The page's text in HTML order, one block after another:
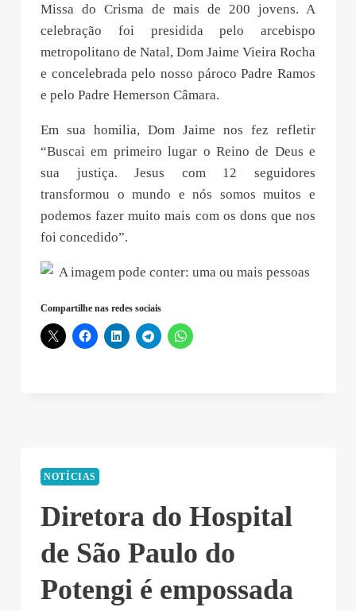
Missa do Crisma de mais de 200 jovens. A
celebração foi presidida pelo arcebispo
metropolitano de Natal, Dom Jaime Vieira Rocha
e concelebrada pelo nosso pároco Padre Ramos
e pelo Padre Hemerson Câmara.
Em sua homilia, Dom Jaime nos fez refletir
“Buscai em primeiro lugar o Reino de Deus e
sua justiça. Jesus com 12 seguidores
transformou o mundo e nós somos muitos e
podemos fazer muito mais com os dons que nos
foi concedido”.
Compartilhe nas redes sociais
NOTÍCIAS
Diretora do Hospital
de São Paulo do
Potengi é empossada